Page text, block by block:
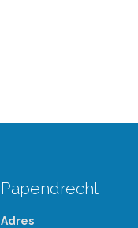
Papendrecht
Adres: